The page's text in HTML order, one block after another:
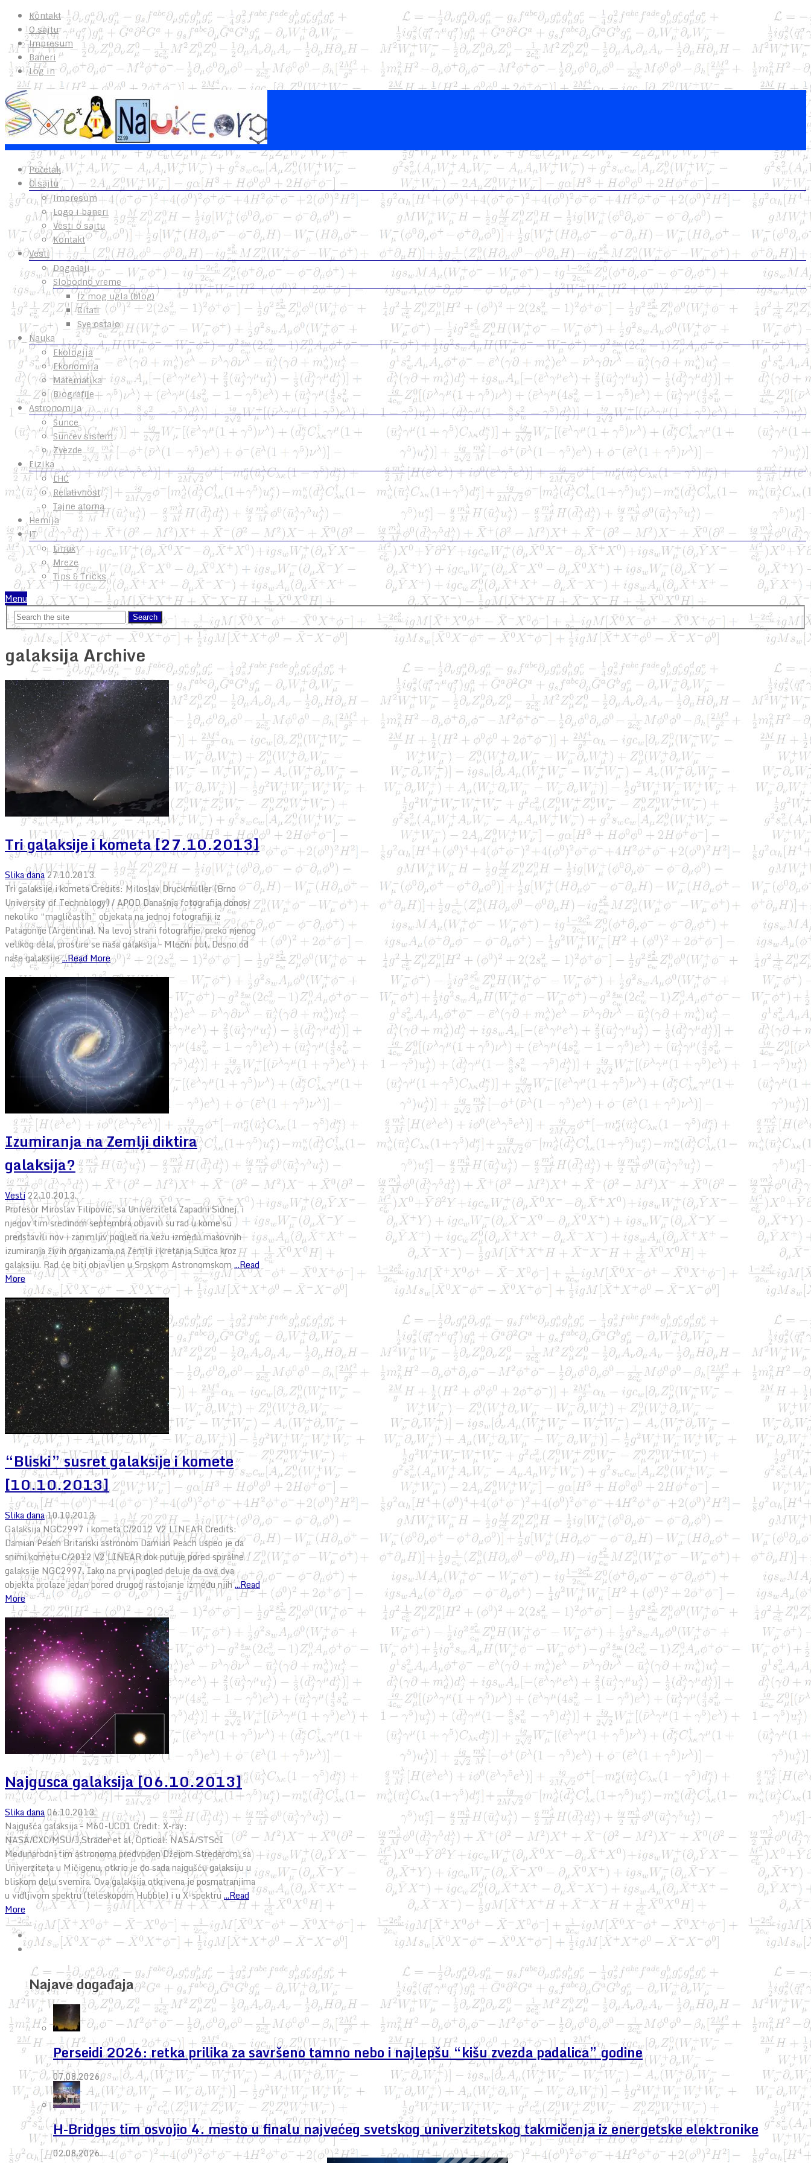
Kontakt
O sajtu
Impresum
Baneri
Log in
Početak
O sajtu
Impresum
Logo i baneri
Vesti o sajtu
Kontakt
Vesti
Događaji
Slobodno vreme
Iz mog ugla (blog)
Citati
Sve ostalo
Nauka
Ekologija
Ekonomija
Matematika
Biografije
Astronomija
Sunce
Sunčev sistem
Zvezde
Fizika
LHC
Relativnost
Tajne atoma
Hemija
IT
Linux
Mreze
Tips & Tricks
Menu
galaksija Archive
Tri galaksije i kometa [27.10.2013]
Slika dana27.10.2013.
Tri galaksije i kometa Credits: Miloslav Druckmuller (Brno
University of Technology) / APOD Današnja fotografija donosi
nekoliko “magličastih” objekata na jednoj fotografiji iz
Patagonije (Argentina). Na levoj strani fotografije, preko njenog
velikog dela, prostire se naša galaksija – Mlečni put. Desno od
naše galaksije...Read More
Izumiranja na Zemlji diktira
galaksija?
Vesti 22.10.2013.
Profesor Miroslav Filipović, sa Univerziteta Zapadni Sidnej, i
njegov tim sredinom septembra objavili su rad u kome su
predstavili nov i zanimljiv pogled na vezu između masovnih
izumiranja živih organizama na Zemlji i kretanja Sunca kroz
galaksiju. Rad će biti objavljen u Srpskom Astronomskom ...Read
More
“Bliski” susret galaksije i komete
[10.10.2013]
Slika dana10.10.2013.
Galaksija NGC2997 i kometa C/2012 V2 LINEAR Credits:
Damian Peach Britanski astronom Damian Peach uspeo je da
snimi kometu C/2012 V2 LINEAR dok putuje pored spiralne
galaksije NGC2997. Iako na prvi pogled deluje da ova dva
objekta prolaze jedan pored drugog rastojanje između njih...Read
More
Najgusca galaksija [06.10.2013]
Slika dana06.10.2013.
Najgušća galaksija – M60-UCD1 Credit: X-ray:
NASA/CXC/MSU/J.Strader et al, Optical: NASA/STScI
Međunarodni tim astronoma predvođen Džejom Strederom, sa
Univerziteta u Mičigenu, otkrio je do sada najgušću galaksiju u
bliskom delu svemira. Ova galaksija otkrivena je posmatranjima
u vidljivom spektru (teleskopom Hubble) i u X-spektru...Read
More
Najave događaja
Perseidi 2026: retka prilika za savršeno tamno nebo i najlepšu “kišu zvezda padalica” godine
07.08.2026.
H-Bridges tim osvojio 4. mesto u finalu najvećeg svetskog univerzitetskog takmičenja iz energetske elektronike
02.08.2026.